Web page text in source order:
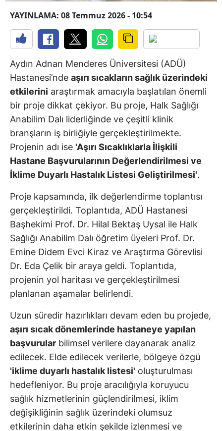
YAYINLAMA: 08 Temmuz 2026 - 10:54
Aydın Adnan Menderes Üniversitesi (ADÜ)
Hastanesi’nde aşırı sıcakların sağlık üzerindeki
etkilerini araştırmak amacıyla başlatılan önemli
bir proje dikkat çekiyor. Bu proje, Halk Sağlığı
Anabilim Dalı liderliğinde ve çeşitli klinik
branşların iş birliğiyle gerçekleştirilmekte.
Projenin adı ise 'Aşırı Sıcaklıklarla İlişkili
Hastane Başvurularının Değerlendirilmesi ve
İklime Duyarlı Hastalık Listesi Geliştirilmesi'.
Proje kapsamında, ilk değerlendirme toplantısı
gerçekleştirildi. Toplantıda, ADÜ Hastanesi
Başhekimi Prof. Dr. Hilal Bektaş Uysal ile Halk
Sağlığı Anabilim Dalı öğretim üyeleri Prof. Dr.
Emine Didem Evci Kiraz ve Araştırma Görevlisi
Dr. Eda Çelik bir araya geldi. Toplantıda,
projenin yol haritası ve gerçekleştirilmesi
planlanan aşamalar belirlendi.
Uzun süredir hazırlıkları devam eden bu projede,
aşırı sıcak dönemlerinde hastaneye yapılan
başvurular bilimsel verilere dayanarak analiz
edilecek. Elde edilecek verilerle, bölgeye özgü
'iklime duyarlı hastalık listesi' oluşturulması
hedefleniyor. Bu proje aracılığıyla koruyucu
sağlık hizmetlerinin güçlendirilmesi, iklim
değişikliğinin sağlık üzerindeki olumsuz
etkilerinin daha etkin şekilde izlenmesi ve